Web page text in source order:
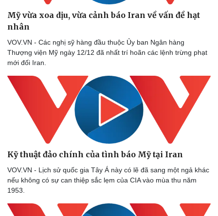
Mỹ vừa xoa dịu, vừa cảnh báo Iran về vấn đề hạt
nhân
VOV.VN - Các nghị sỹ hàng đầu thuộc Ủy ban Ngân hàng
Thượng viện Mỹ ngày 12/12 đã nhất trí hoãn các lệnh trừng phạt
mới đối Iran.
Kỹ thuật đảo chính của tình báo Mỹ tại Iran
VOV.VN - Lịch sử quốc gia Tây Á này có lẽ đã sang một ngả khác
nếu không có sự can thiệp sắc lẹm của CIA vào mùa thu năm
1953.